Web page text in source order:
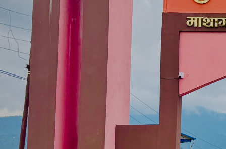
बाँसटारी झडेवा दुम्कीबाँस सडक अन्तर्गत
सराईमा कालोपत्र सम्पन्न भएको सडक
माथागढी -४, झडेवा स्थित गाउँपालिका भवन र
परिवेश
वडा नं. ८ बहादुरपुरमा निर्माणाधीन अवस्थामा